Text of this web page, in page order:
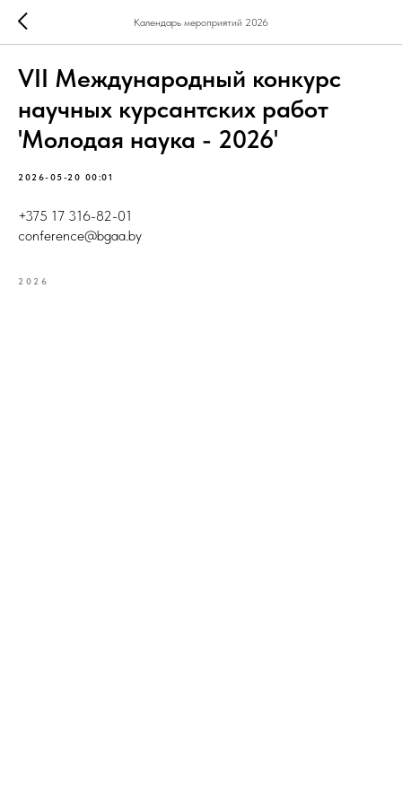
Календарь мероприятий 2026
VII Международный конкурс
научных курсантских работ
'Молодая наука - 2026'
2026-05-20 00:01
+375 17 316-82-01
conference@bgaa.by
2026